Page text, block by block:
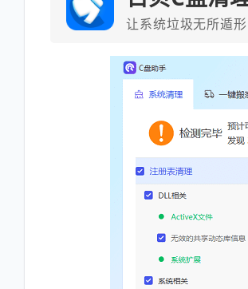
让系统垃圾无所遁